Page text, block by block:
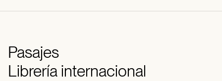
Pasajes
Librería internacional